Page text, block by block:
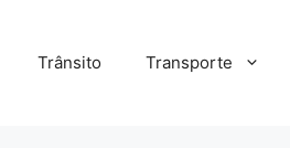
Trânsito Transporte